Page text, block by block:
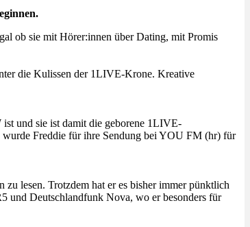
ob sie mit Hörer:innen über Dating, mit Promis
die Kulissen der 1LIVE-Krone. Kreative
ist und sie ist damit die geborene 1LIVE-
Freddie für ihre Sendung bei YOU FM (hr) für
lesen. Trotzdem hat er es bisher immer pünktlich
und Deutschlandfunk Nova, wo er besonders für